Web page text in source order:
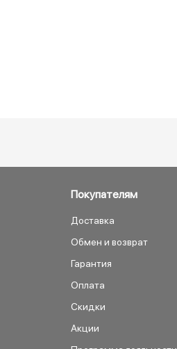
Покупателям
Доставка
Обмен и возврат
Гарантия
Оплата
Скидки
Акции